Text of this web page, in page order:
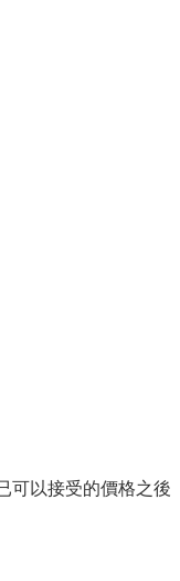
可以接受的價格之後